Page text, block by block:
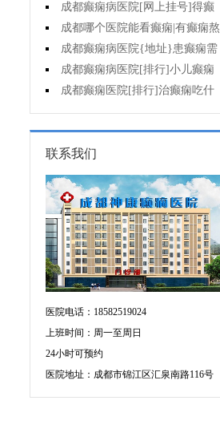
况吗?
痫后不能治疗吗?
成都癫痫病医院[网上挂号]得癫
痫会有哪些问题?
成都哪个医院能看癫痫|有癫痫熬
夜可取吗?
成都癫痫病医院{地址}患癫痫需
住院治疗吗?
成都癫痫病医院[排行]小儿癫痫
要做好哪些预防?
成都癫痫医院[排行]治癫痫吃什
么药好呢?
联系我们
医院电话：18582519024
上班时间：周一至周日
24小时可预约
医院地址：成都市锦江区汇泉南路116号